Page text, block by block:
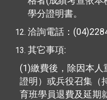
學分證明書。
洽詢電話：
其它事項:
(1)繳費後，除因本人
證明）或兵役召集（
育班學員退費及延期